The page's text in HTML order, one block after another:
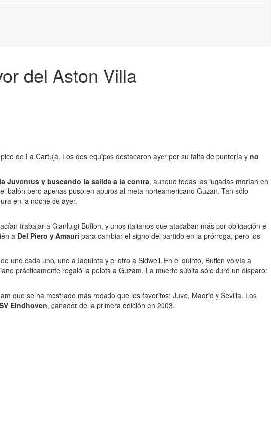
del Aston Villa
de La Cartuja. Los dos equipos destacaron ayer por su falta de puntería y no
Juventus y buscando la salida a la contra, aunque todas las jugadas morían en
balón pero apenas puso en apuros al meta norteamericano Guzan. Tan sólo
en la noche de ayer.
trabajar a Gianluigi Buffon, y unos italianos que atacaban más por obligación e
a Del Piero y Amauri para cambiar el signo del partido en la prórroga, pero los
uno cada uno, uno a Iaquinta y el otro a Sidwell. En el quinto, Buffon volvía a
prácticamente regaló la pelota a Guzam. La muerte súbita sólo duró un disparo:
que se ha mostrado más rodado que los favoritos: Juve, Madrid y Sevilla. Los
Eindhoven, ganador de la primera edición en 2003.